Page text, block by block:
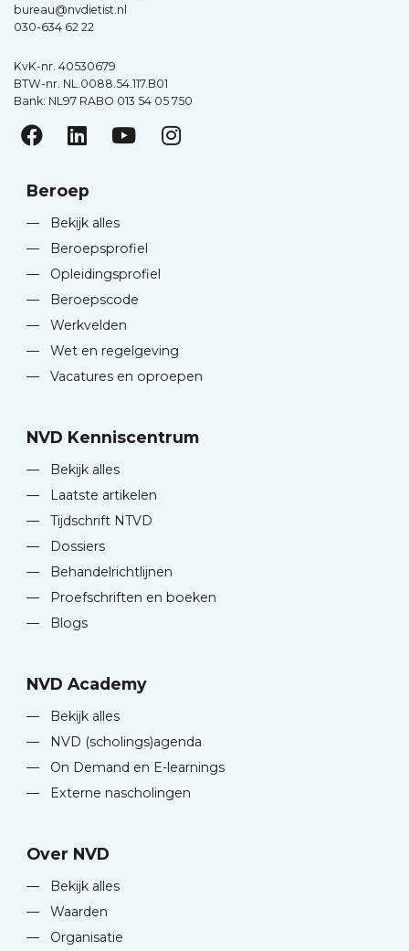
bureau@nvdietist.nl
030-634 62 22
KvK-nr. 40530679
BTW-nr. NL.0088.54.117.B01
Bank: NL97 RABO 013 54 05 750
Beroep
—
Bekijk alles
—
Beroepsprofiel
—
Opleidingsprofiel
—
Beroepscode
—
Werkvelden
—
Wet en regelgeving
—
Vacatures en oproepen
NVD Kenniscentrum
—
Bekijk alles
—
Laatste artikelen
—
Tijdschrift NTVD
—
Dossiers
—
Behandelrichtlijnen
—
Proefschriften en boeken
—
Blogs
NVD Academy
—
Bekijk alles
—
NVD (scholings)agenda
—
On Demand en E-learnings
—
Externe nascholingen
Over NVD
—
Bekijk alles
—
Waarden
—
Organisatie